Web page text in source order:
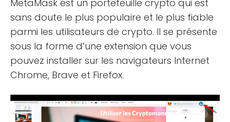
MetaMask est un portefeuille crypto qui est
sans doute le plus populaire et le plus fiable
parmi les utilisateurs de crypto. Il se présente
sous la forme d’une extension que vous
pouvez installer sur les navigateurs Internet
Chrome, Brave et Firefox.